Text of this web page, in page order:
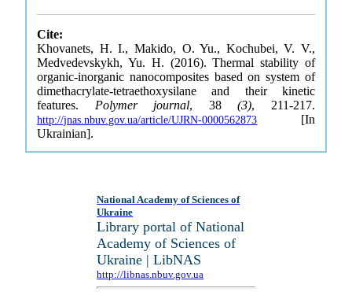
Cite:
Khovanets, H. I., Makido, O. Yu., Kochubei, V. V.,
Medvedevskykh, Yu. H. (2016). Thermal stability of
organic-inorganic nanocomposites based on system of
dimethacrylate-tetraethoxysilane and their kinetic
features. Polymer journal, 38(3), 211-217.
http://jnas.nbuv.gov.ua/article/UJRN-0000562873 [In
Ukrainian].
National Academy of Sciences of
Ukraine
Library portal of National
Academy of Sciences of
Ukraine | LibNAS
http://libnas.nbuv.gov.ua